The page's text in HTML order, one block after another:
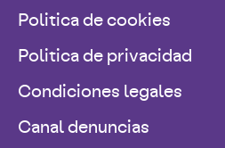
Politica de cookies
Politica de privacidad
Condiciones legales
Canal denuncias